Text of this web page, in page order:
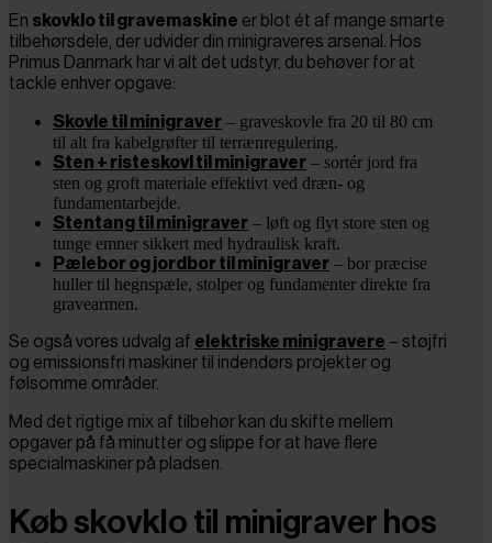
En skovklo til gravemaskine er blot ét af mange smarte
tilbehørsdele, der udvider din minigraveres arsenal. Hos
Primus Danmark har vi alt det udstyr, du behøver for at
tackle enhver opgave:
Skovle til minigraver – graveskovle fra 20 til 80 cm
til alt fra kabelgrøfter til terrænregulering.
Sten + risteskovl til minigraver – sortér jord fra
sten og groft materiale effektivt ved dræn- og
fundamentarbejde.
Stentang til minigraver – løft og flyt store sten og
tunge emner sikkert med hydraulisk kraft.
Pælebor og jordbor til minigraver – bor præcise
huller til hegnspæle, stolper og fundamenter direkte fra
gravearmen.
Se også vores udvalg af elektriske minigravere – støjfri
og emissionsfri maskiner til indendørs projekter og
følsomme områder.
Med det rigtige mix af tilbehør kan du skifte mellem
opgaver på få minutter og slippe for at have flere
specialmaskiner på pladsen.
Køb skovklo til minigraver hos